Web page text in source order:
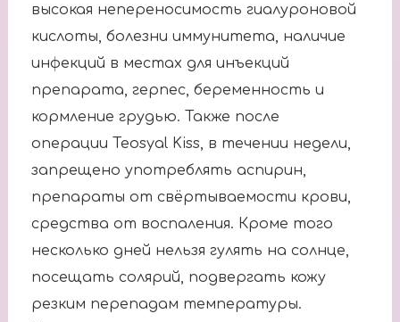
высокая непереносимость гиалуроновой
кислоты, болезни иммунитета, наличие
инфекций в местах для инъекций
препарата, герпес, беременность и
кормление грудью. Также после
операции Teosyal Kiss, в течении недели,
запрещено употреблять аспирин,
препараты от свёртываемости крови,
средства от воспаления. Кроме того
несколько дней нельзя гулять на солнце,
посещать солярий, подвергать кожу
резким перепадам температуры.